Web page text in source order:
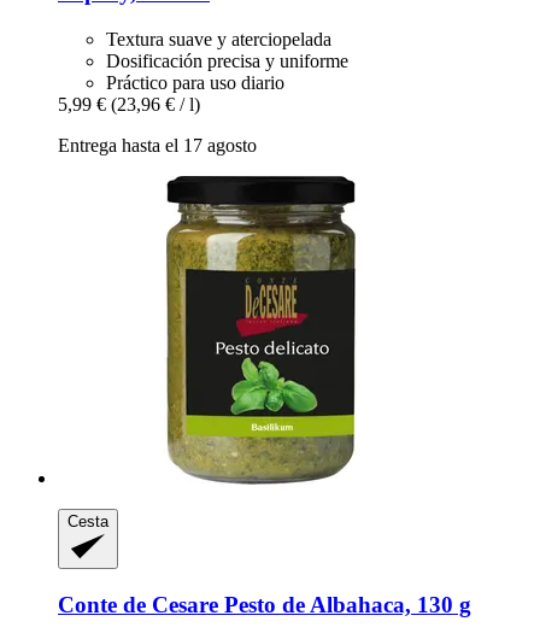
Textura suave y aterciopelada
Dosificación precisa y uniforme
Práctico para uso diario
5,99 € (23,96 € / l)
Entrega hasta el 17 agosto
Cesta
Conte de Cesare Pesto de Albahaca, 130 g